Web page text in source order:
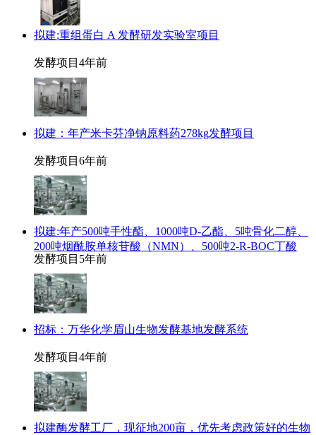
拟建:重组蛋白 A 发酵研发实验室项目
发酵项目 4年前
拟建：年产米卡芬净钠原料药278kg发酵项目
发酵项目 6年前
拟建:年产500吨手性酯、1000吨D-乙酯、5吨骨化二醇、
200吨烟酰胺单核苷酸（NMN）、500吨2-R-BOC丁酸
发酵项目 5年前
招标：万华化学眉山生物发酵基地发酵系统
发酵项目 4年前
拟建酶发酵工厂，现征地200亩，优先考虑政策好的生物